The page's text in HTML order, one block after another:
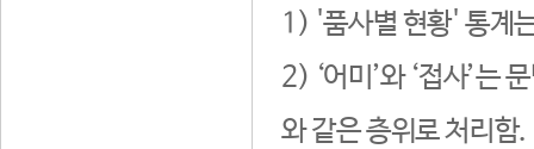
1) '품사별 현황' 통계
2) ‘어미’와 ‘접사’는
와 같은 층위로 처리함.